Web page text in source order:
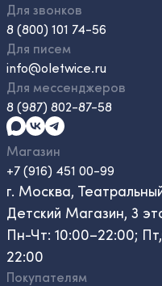
Для звонков
8 (800) 101 74-56
Для писем
info@oletwice.ru
Для мессенджеров
8 (987) 802-87-58
Магазин
+7 (916) 451 00-99
г. Москва,
Детский Магазин, 3
Пн-Чт: 10:00–22:00;
22:00
Покупателям